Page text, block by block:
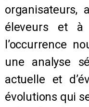
organisateurs,
éleveurs et
l’occurrence
une analyse
actuelle et
évolutions qui